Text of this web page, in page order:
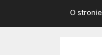
O stronie